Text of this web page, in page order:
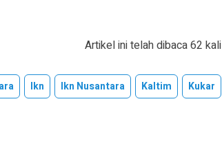
Artikel ini telah dibaca 62 kali
Ikn Ikn Nusantara Kaltim
Kukar